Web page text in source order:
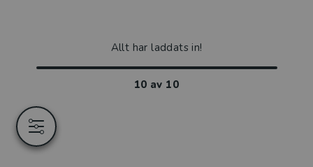
Allt har laddats in!
10 av 10